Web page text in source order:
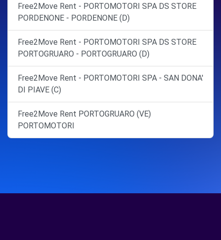
Free2Move Rent - PORTOMOTORI SPA DS STORE
PORDENONE - PORDENONE (D)
Free2Move Rent - PORTOMOTORI SPA DS STORE
PORTOGRUARO - PORTOGRUARO (D)
Free2Move Rent - PORTOMOTORI SPA - SAN DONA'
DI PIAVE (C)
Free2Move Rent PORTOGRUARO (VE)
PORTOMOTORI